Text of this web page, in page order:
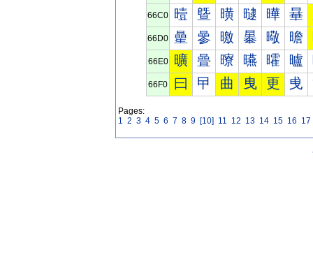
66C0 曀 曁 曂 曃 曄 曅
66D0 曐 曑 曒 曓 曔 曕
66E0 曠 曡 曢 曣 曤 曥
66F0 曰 曱 曲 曳 更 曵
Pages:
1 2 3 4 5 6 7 8 9 [10] 11 12 13 14 15 16 17